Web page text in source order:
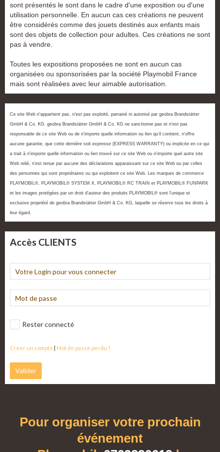
sont présentés le sont dans le cadre d'une exposition ou d'une
utilisation personnelle. En aucun cas ces créations ne peuvent
être considérés comme des jouets destinés aux enfants mais
sont des objets de collection pour adultes. Ces créations ne sont
pas à vendre.
Toutes les expositions proposées ne sont en aucun cas
organisées ou sponsorisées par la société Playmobil France
mais sont réalisées avec leur aimable autorisation.
Ce site Web n'appartient pas, n'est pas exploité, parrainé ni autorisé par geobra Brandstätter
GmbH & Co. KG. geobra Brandstätter GmbH & Co. KG ne sanctionne pas et n'est pas
responsable de ce site Web ou de n'importe quelle information ou lien qu'il contient, n'offre
aucune garantie, que cette dernière soit expresse (EXPRESS WARRANTY) ou implicite en ce qui
a trait à n'importe quelle information ou lien trouvé sur ce site Web ou n'importe quel autre site
Web relié, n'est tenue par aucune des déclarations apparaissant sur ce site Web ou par celles
des personnes qui sont propriétaires ou qui exploitent ce site Web. Les marques de commerce
PLAYMOBIL®, PLAYMOBIL® SYSTEM X, PLAYMOBIL® RC TRAIN et PLAYMOBIL® FUNPARK
et les images protégées par un droit d'auteur des produits PLAYMOBIL® sont l'unique et
exclusive propriété de geobra Brandstätter GmbH & Co. KG, laquelle se réserve tous les droits à
leur égard.
Accès CLIENTS
Rester connecté
Créer un compte Mot de passe perdu ?
Valider
Pour organiser votre prochain
événement